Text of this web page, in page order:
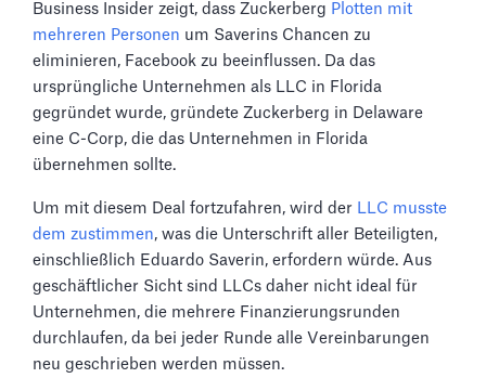
Business Insider zeigt, dass Zuckerberg Plotten mit
mehreren Personen um Saverins Chancen zu
eliminieren, Facebook zu beeinflussen. Da das
ursprüngliche Unternehmen als LLC in Florida
gegründet wurde, gründete Zuckerberg in Delaware
eine C-Corp, die das Unternehmen in Florida
übernehmen sollte.
Um mit diesem Deal fortzufahren, wird der LLC musste
dem zustimmen, was die Unterschrift aller Beteiligten,
einschließlich Eduardo Saverin, erfordern würde. Aus
geschäftlicher Sicht sind LLCs daher nicht ideal für
Unternehmen, die mehrere Finanzierungsrunden
durchlaufen, da bei jeder Runde alle Vereinbarungen
neu geschrieben werden müssen.